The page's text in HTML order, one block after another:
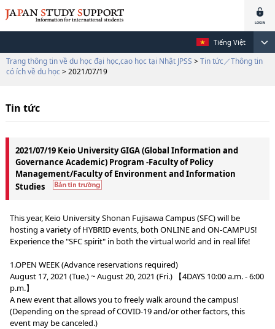
Tiếng Việt
Trang thông tin về du học đại học,cao học tại Nhật JPSS > Tin tức／Thông tin
có ích về du học > 2021/07/19
Tin tức
2021/07/19 Keio University GIGA (Global Information and
Governance Academic) Program -Faculty of Policy
Management/Faculty of Environment and Information
Studies
This year, Keio University Shonan Fujisawa Campus (SFC) will be
hosting a variety of HYBRID events, both ONLINE and ON-CAMPUS!
Experience the "SFC spirit" in both the virtual world and in real life!
1.OPEN WEEK (Advance reservations required)
August 17, 2021 (Tue.) ~ August 20, 2021 (Fri.) 【4DAYS 10:00 a.m. - 6:00
p.m.】
A new event that allows you to freely walk around the campus!
(Depending on the spread of COVID-19 and/or other factors, this
event may be canceled.)